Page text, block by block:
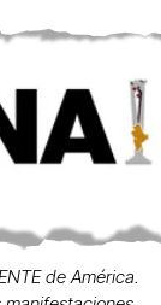
de América.